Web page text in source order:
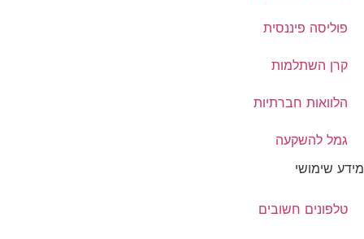
פוליסה פיננסית
קרן השתלמות
הלוואות חברתיות
גמל להשקעה
מידע שימושי
טלפונים חשובים